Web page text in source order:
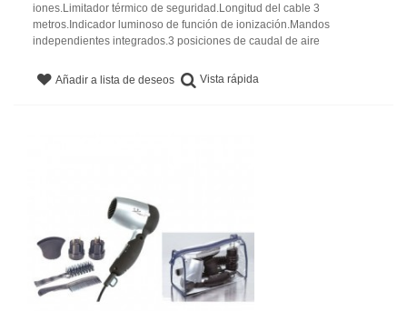
iones.Limitador térmico de seguridad.Longitud del cable 3
metros.Indicador luminoso de función de ionización.Mandos
independientes integrados.3 posiciones de caudal de aire
Añadir a lista de deseos Vista rápida